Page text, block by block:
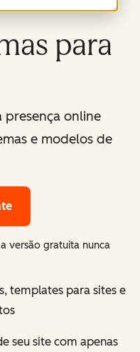
para
presença online
e modelos de
versão gratuita nunca
templates para sites e
seu site com apenas